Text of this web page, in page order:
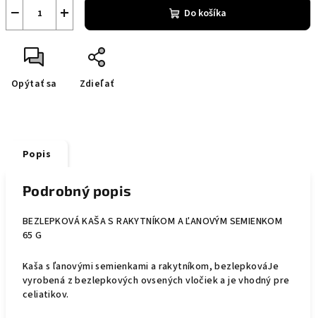
+
− Do košíka
Opýtať sa Zdieľať
Popis
Podrobný popis
BEZLEPKOVÁ KAŠA S RAKYTNÍKOM A ĽANOVÝM SEMIENKOM
65 G
Kaša s ľanovými semienkami a rakytníkom, bezlepkováJe
vyrobená z bezlepkových ovsených vločiek a je vhodný pre
celiatikov.